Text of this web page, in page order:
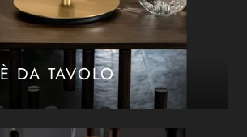
DA TAVOLO